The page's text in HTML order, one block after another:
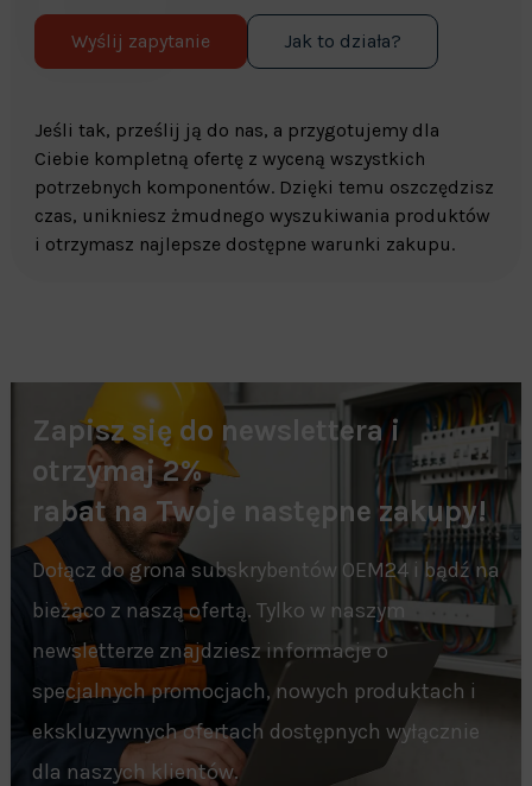
Wyślij zapytanie Jak to działa?
Jeśli tak, prześlij ją do nas, a przygotujemy dla
Ciebie kompletną ofertę z wyceną wszystkich
potrzebnych komponentów. Dzięki temu oszczędzisz
czas, unikniesz żmudnego wyszukiwania produktów
i otrzymasz najlepsze dostępne warunki zakupu.
Zapisz się do newslettera i
otrzymaj 2%
rabat na Twoje następne zakupy!
Dołącz do grona subskrybentów OEM24 i bądź na
bieżąco z naszą ofertą. Tylko w naszym
newsletterze znajdziesz informacje o
specjalnych promocjach, nowych produktach i
ekskluzywnych ofertach dostępnych wyłącznie
dla naszych klientów.